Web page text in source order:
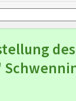
des